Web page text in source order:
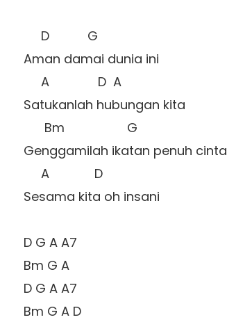
     D           G
Aman damai dunia ini
     A              D  A
Satukanlah hubungan kita
      Bm                  G
Genggamilah ikatan penuh cinta
     A             D
Sesama kita oh insani
D G A A7
Bm G A
D G A A7
Bm G A D